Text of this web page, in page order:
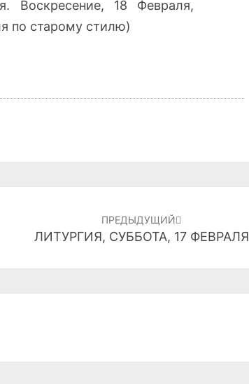
Воскресение, 18 Февраля,
по старому стилю)
ПРЕДЫДУЩИЙ
ЛИТУРГИЯ, СУББОТА, 17 ФЕВРАЛЯ